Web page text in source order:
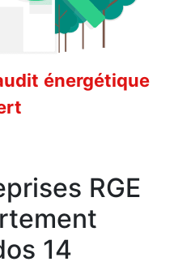
énergétique
RGE
14